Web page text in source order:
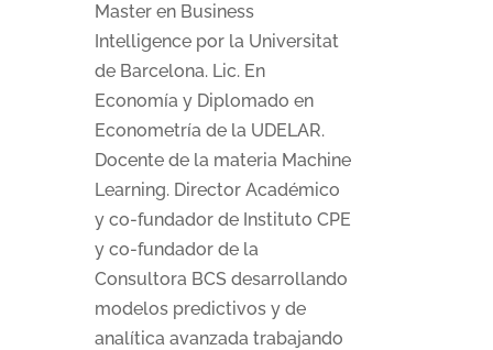
Master en Business
Intelligence por la Universitat
de Barcelona. Lic. En
Economía y Diplomado en
Econometría de la UDELAR.
Docente de la materia Machine
Learning. Director Académico
y co-fundador de Instituto CPE
y co-fundador de la
Consultora BCS desarrollando
modelos predictivos y de
analítica avanzada trabajando